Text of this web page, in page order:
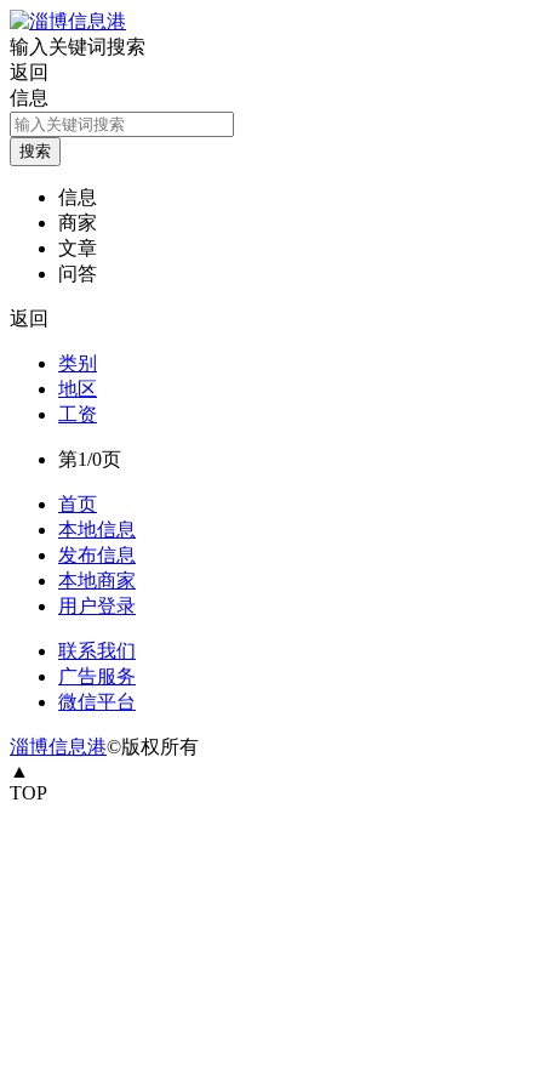
输入关键词搜索
返回
信息
信息
商家
文章
问答
返回
类别
地区
工资
第1/0页
首页
本地信息
发布信息
本地商家
用户登录
联系我们
广告服务
微信平台
淄博信息港©版权所有
▲
TOP